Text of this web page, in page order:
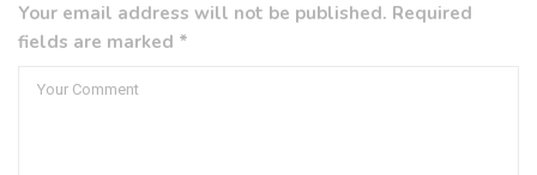
Your email address will not be published. Required
fields are marked *